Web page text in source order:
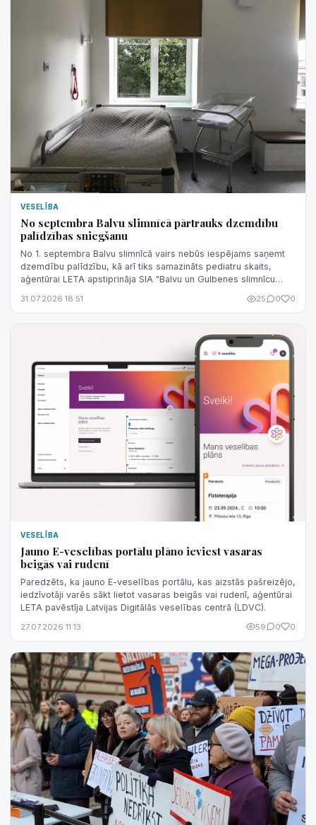
VESELĪBA
No septembra Balvu slimnīcā pārtrauks dzemdību
palīdzības sniegšanu
No 1. septembra Balvu slimnīcā vairs nebūs iespējams saņemt
dzemdību palīdzību, kā arī tiks samazināts pediatru skaits,
aģentūrai LETA apstiprināja SIA "Balvu un Gulbenes slimnīcu
31.07.2026 18:51 25 0 0
VESELĪBA
Jauno E-veselības portālu plāno ieviest vasaras
beigās vai rudenī
Paredzēts, ka jauno E-veselības portālu, kas aizstās pašreizējo,
iedzīvotāji varēs sākt lietot vasaras beigās vai rudenī, aģentūrai
LETA pavēstīja Latvijas Digitālās veselības centrā (LDVC).
27.07.2026 11:13 59 0 0